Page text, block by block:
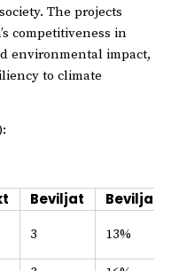
The projects
competitiveness in
environmental impact,
to climate
Beviljat Beviljat i
3 13%